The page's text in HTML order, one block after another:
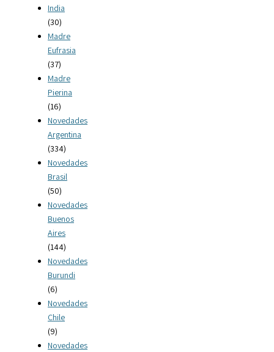
India
(30)
Madre
Eufrasia
(37)
Madre
Pierina
(16)
Novedades
Argentina
(334)
Novedades
Brasil
(50)
Novedades
Buenos
Aires
(144)
Novedades
Burundi
(6)
Novedades
Chile
(9)
Novedades